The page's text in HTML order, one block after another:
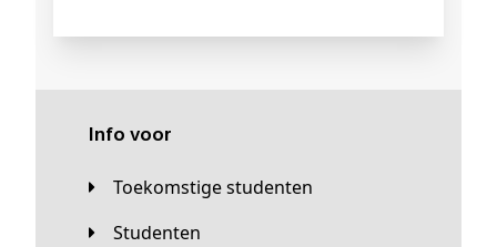
Info voor
Toekomstige studenten
Studenten